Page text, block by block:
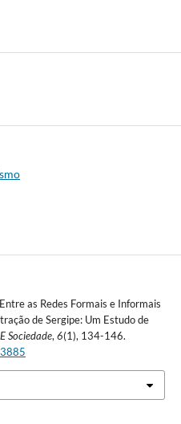
as Redes Formais e Informais
de Sergipe: Um Estudo de
Sociedade, 6(1), 134-146.